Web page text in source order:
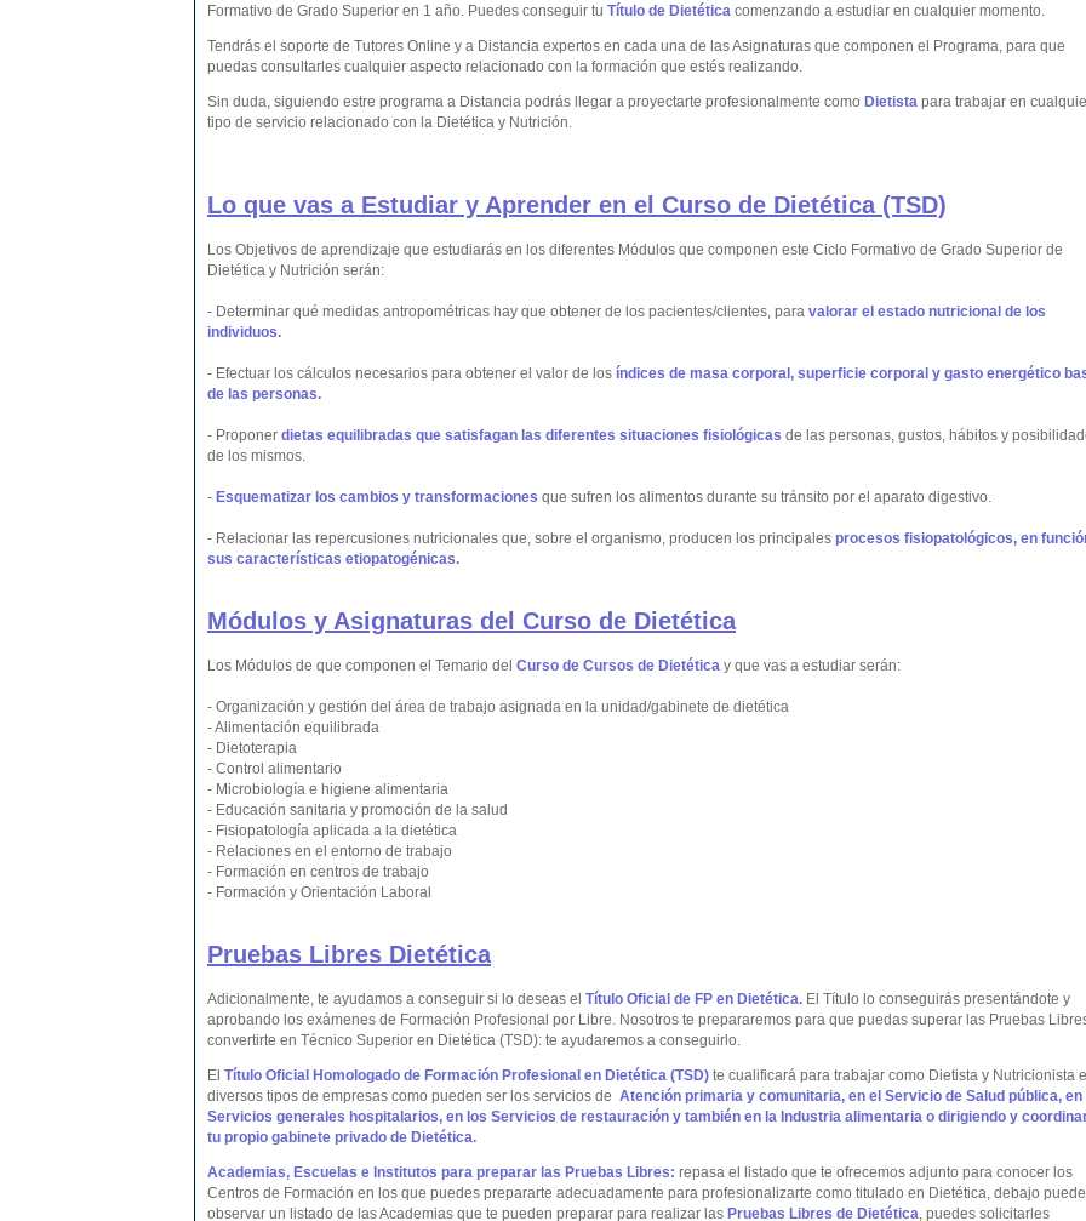
Formativo de Grado Superior en 1 año. Puedes conseguir tu Título de Dietética comenzando a estudiar en cualquier momento.
Tendrás el soporte de Tutores Online y a Distancia expertos en cada una de las Asignaturas que componen el Programa, para que
puedas consultarles cualquier aspecto relacionado con la formación que estés realizando.
Sin duda, siguiendo estre programa a Distancia podrás llegar a proyectarte profesionalmente como Dietista para trabajar en
tipo de servicio relacionado con la Dietética y Nutrición.
Lo que vas a Estudiar y Aprender en el Curso de Dietética (TSD)
Los Objetivos de aprendizaje que estudiarás en los diferentes Módulos que componen este Ciclo Formativo de Grado Superior de
Dietética y Nutrición serán:
- Determinar qué medidas antropométricas hay que obtener de los pacientes/clientes, para valorar el estado nutricional de los
individuos.
- Efectuar los cálculos necesarios para obtener el valor de los índices de masa corporal, superficie corporal y gasto energético
de las personas.
- Proponer dietas equilibradas que satisfagan las diferentes situaciones fisiológicas de las personas, gustos, hábitos y
de los mismos.
- Esquematizar los cambios y transformaciones que sufren los alimentos durante su tránsito por el aparato digestivo.
- Relacionar las repercusiones nutricionales que, sobre el organismo, producen los principales procesos fisiopatológicos, en
sus características etiopatogénicas.
Módulos y Asignaturas del Curso de Dietética
Los Módulos de que componen el Temario del Curso de Cursos de Dietética y que vas a estudiar serán:
- Organización y gestión del área de trabajo asignada en la unidad/gabinete de dietética
- Alimentación equilibrada
- Dietoterapia
- Control alimentario
- Microbiología e higiene alimentaria
- Educación sanitaria y promoción de la salud
- Fisiopatología aplicada a la dietética
- Relaciones en el entorno de trabajo
- Formación en centros de trabajo
- Formación y Orientación Laboral
Pruebas Libres Dietética
Adicionalmente, te ayudamos a conseguir si lo deseas el Título Oficial de FP en Dietética. El Título lo conseguirás presentándote y
aprobando los exámenes de Formación Profesional por Libre. Nosotros te prepararemos para que puedas superar las Pruebas
convertirte en Técnico Superior en Dietética (TSD): te ayudaremos a conseguirlo.
El Título Oficial Homologado de Formación Profesional en Dietética (TSD) te cualificará para trabajar como Dietista y Nutricionista
diversos tipos de empresas como pueden ser los servicios de Atención primaria y comunitaria, en el Servicio de Salud pública, en
Servicios generales hospitalarios, en los Servicios de restauración y también en la Industria alimentaria o dirigiendo y
tu propio gabinete privado de Dietética.
Academias, Escuelas e Institutos para preparar las Pruebas Libres: repasa el listado que te ofrecemos adjunto para conocer los
Centros de Formación en los que puedes prepararte adecuadamente para profesionalizarte como titulado en Dietética, debajo
observar un listado de las Academias que te pueden preparar para realizar las Pruebas Libres de Dietética , puedes solicitarles